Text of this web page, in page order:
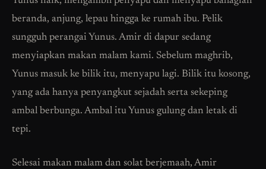
beranda, anjung, lepau hingga ke rumah ibu. Pelik
sungguh perangai Yunus. Amir di dapur sedang
menyiapkan makan malam kami. Sebelum maghrib,
Yunus masuk ke bilik itu, menyapu lagi. Bilik itu kosong,
yang ada hanya penyangkut sejadah serta sekeping
ambal berbunga. Ambal itu Yunus gulung dan letak di
tepi.
Selesai makan malam dan solat berjemaah, Amir